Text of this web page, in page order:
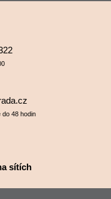
48 hodin
sítích